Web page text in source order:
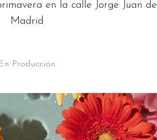
en la calle Jorge Juan de
Madrid
En Producción